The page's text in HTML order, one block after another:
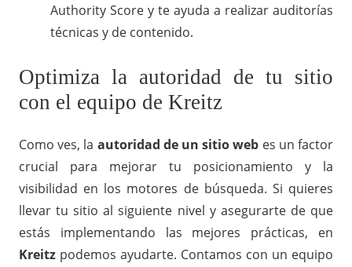
Authority Score y te ayuda a realizar auditorías
técnicas y de contenido.
Optimiza la autoridad de tu sitio
con el equipo de Kreitz
Como ves, la autoridad de un sitio web es un factor
crucial para mejorar tu posicionamiento y la
visibilidad en los motores de búsqueda. Si quieres
llevar tu sitio al siguiente nivel y asegurarte de que
estás implementando las mejores prácticas, en
Kreitz podemos ayudarte. Contamos con un equipo